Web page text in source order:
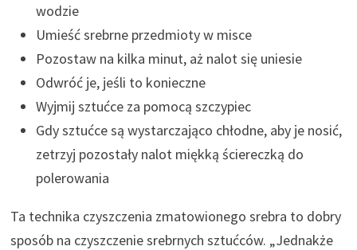
wodzie
Umieść srebrne przedmioty w misce
Pozostaw na kilka minut, aż nalot się uniesie
Odwróć je, jeśli to konieczne
Wyjmij sztućce za pomocą szczypiec
Gdy sztućce są wystarczająco chłodne, aby je nosić,
zetrzyj pozostały nalot miękką ściereczką do
polerowania
Ta technika czyszczenia zmatowionego srebra to dobry
sposób na czyszczenie srebrnych sztućców. „Jednakże